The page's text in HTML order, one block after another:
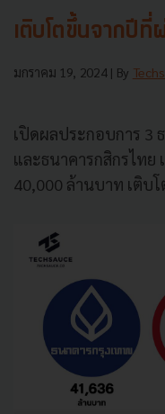
เติบโตขึ้นจากปีที่
มกราคม 19, 2024 | By
เปิดผลประกอบการ 3
และธนาคารกสิกรไทย
40,000 ล้านบาท เติบ